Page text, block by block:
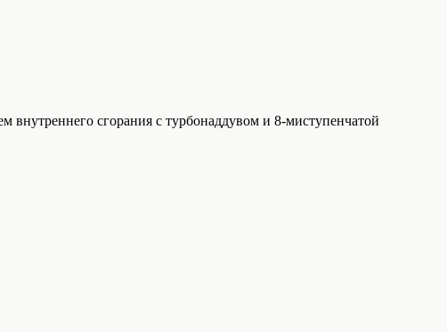
внутреннего сгорания с турбонаддувом и 8-миступенчатой